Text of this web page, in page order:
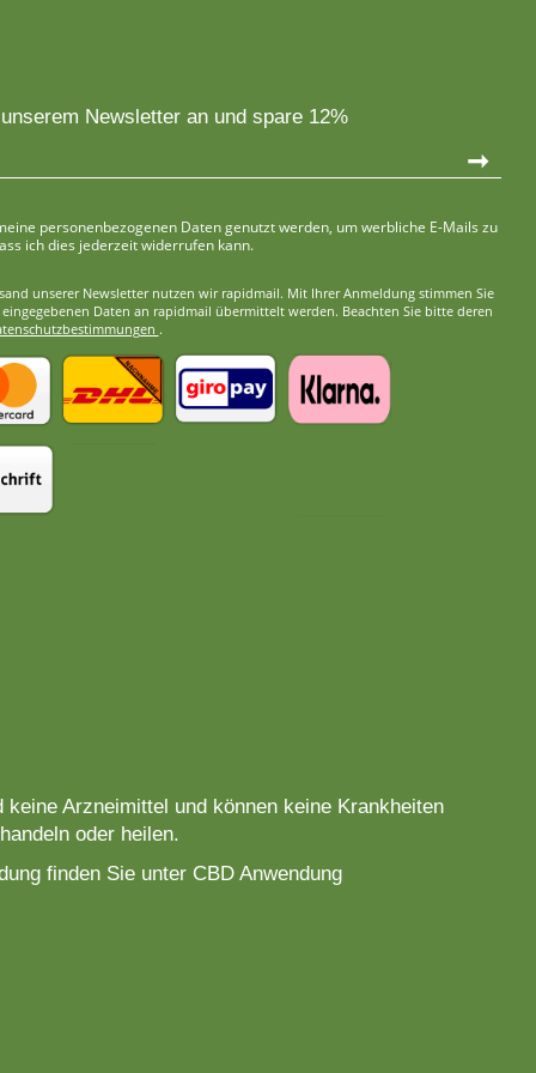
Newsletter an und spare 12%
➞
personenbezogenen Daten genutzt werden, um werbliche E-Mails zu
ich dies jederzeit widerrufen kann.
unserer Newsletter nutzen wir rapidmail. Mit Ihrer Anmeldung stimmen Sie
eingegebenen Daten an rapidmail übermittelt werden. Beachten Sie bitte deren
.
keine Arzneimittel und können keine Krankheiten
oder heilen.
finden Sie unter CBD Anwendung